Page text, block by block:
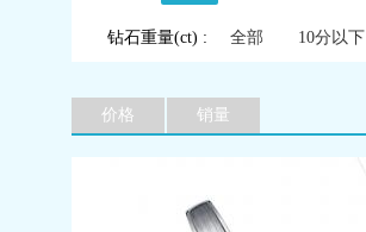
钻石重量(ct) : 全部 10分以下
价格 销量